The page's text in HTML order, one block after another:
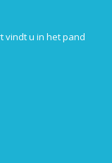
vindt u in het pand